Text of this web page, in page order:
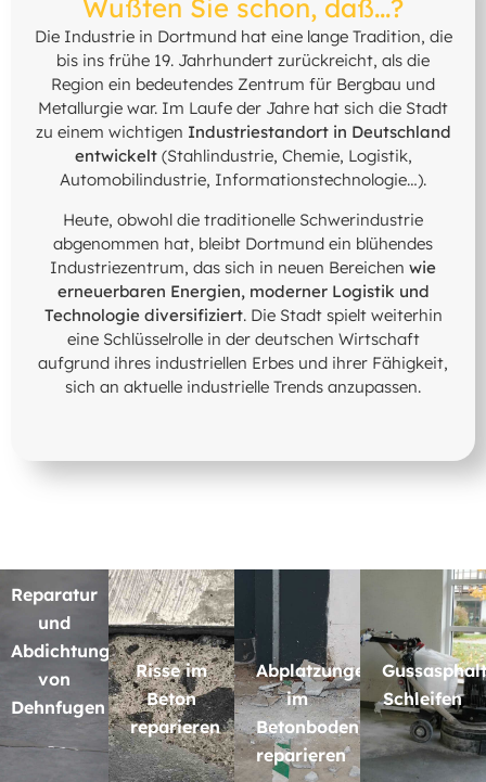
Wußten Sie schon, daß...?
Die Industrie in Dortmund hat eine lange Tradition, die
bis ins frühe 19. Jahrhundert zurückreicht, als die
Region ein bedeutendes Zentrum für Bergbau und
Metallurgie war. Im Laufe der Jahre hat sich die Stadt
zu einem wichtigen Industriestandort in Deutschland
entwickelt(Stahlindustrie, Chemie, Logistik,
Automobilindustrie, Informationstechnologie…).
Heute, obwohl die traditionelle Schwerindustrie
abgenommen hat, bleibt Dortmund ein blühendes
Industriezentrum, das sich in neuen Bereichen wie
erneuerbaren Energien, moderner Logistik und
Technologie diversifiziert. Die Stadt spielt weiterhin
eine Schlüsselrolle in der deutschen Wirtschaft
aufgrund ihres industriellen Erbes und ihrer Fähigkeit,
sich an aktuelle industrielle Trends anzupassen.
Reparatur
und
Abdichtung
von
Dehnfugen
Risse im
Beton
reparieren
Abplatzungen
im
Betonboden
reparieren
Gussasphalt
Schleifen